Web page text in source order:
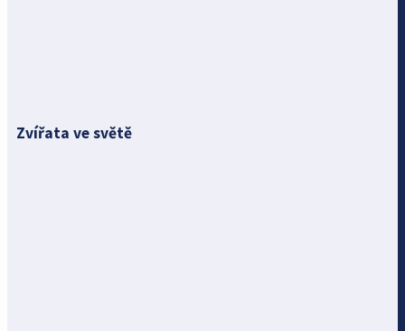
Zvířata ve světě